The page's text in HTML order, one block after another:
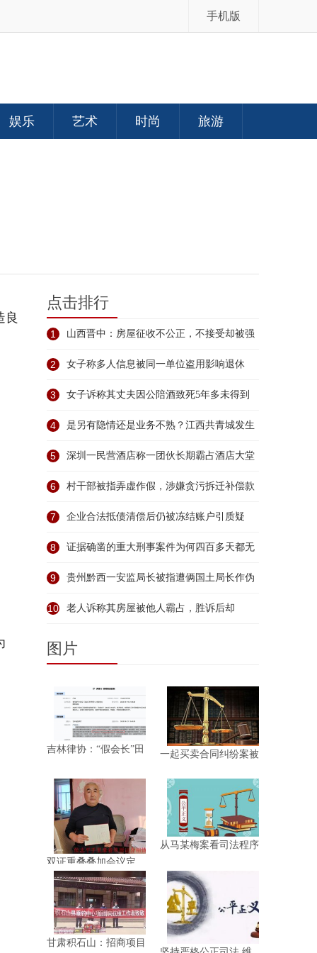
手机版
娱乐 艺术 时尚 旅游
良
点击排行
1 山西晋中：房屋征收不公正，不接受却被强
拆
2 女子称多人信息被同一单位盗用影响退休
3 女子诉称其丈夫因公陪酒致死5年多未得到
公正处
4 是另有隐情还是业务不熟？江西共青城发生
了如
5 深圳一民营酒店称一团伙长期霸占酒店大堂
扰乱
6 村干部被指弄虚作假，涉嫌贪污拆迁补偿款
7 企业合法抵债清偿后仍被冻结账户引质疑
8 证据确凿的重大刑事案件为何四百多天都无
法立
9 贵州黔西一安监局长被指遭俩国土局长作伪
证判
10 老人诉称其房屋被他人霸占，胜诉后却
图片
吉林律协：“假会长”田
一起买卖合同纠纷案被
双证重叠叠加会议定
罪?呼伦贝
从马某梅案看司法程序
甘肃积石山：招商项目